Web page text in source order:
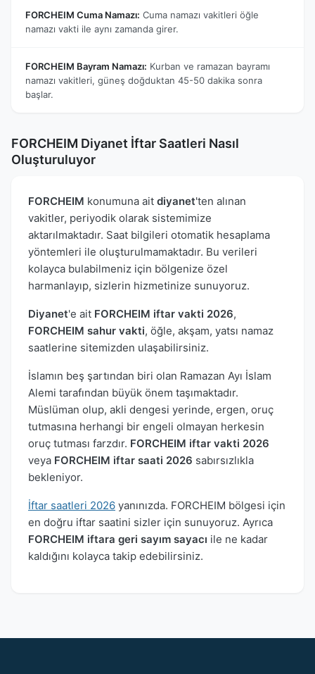
FORCHEIM Cuma Namazı: Cuma namazı vakitleri öğle
namazı vakti ile aynı zamanda girer.
FORCHEIM Bayram Namazı: Kurban ve ramazan bayramı
namazı vakitleri, güneş doğduktan 45-50 dakika sonra
başlar.
FORCHEIM Diyanet İftar Saatleri Nasıl
Oluşturuluyor
FORCHEIM konumuna ait diyanet'ten alınan
vakitler, periyodik olarak sistemimize
aktarılmaktadır. Saat bilgileri otomatik hesaplama
yöntemleri ile oluşturulmamaktadır. Bu verileri
kolayca bulabilmeniz için bölgenize özel
harmanlayıp, sizlerin hizmetinize sunuyoruz.
Diyanet'e ait FORCHEIM iftar vakti 2026,
FORCHEIM sahur vakti, öğle, akşam, yatsı namaz
saatlerine sitemizden ulaşabilirsiniz.
İslamın beş şartından biri olan Ramazan Ayı İslam
Alemi tarafından büyük önem taşımaktadır.
Müslüman olup, akli dengesi yerinde, ergen, oruç
tutmasına herhangi bir engeli olmayan herkesin
oruç tutması farzdır. FORCHEIM iftar vakti 2026
veya FORCHEIM iftar saati 2026 sabırsızlıkla
bekleniyor.
İftar saatleri 2026 yanınızda. FORCHEIM bölgesi için
en doğru iftar saatini sizler için sunuyoruz. Ayrıca
FORCHEIM iftara geri sayım sayacı ile ne kadar
kaldığını kolayca takip edebilirsiniz.